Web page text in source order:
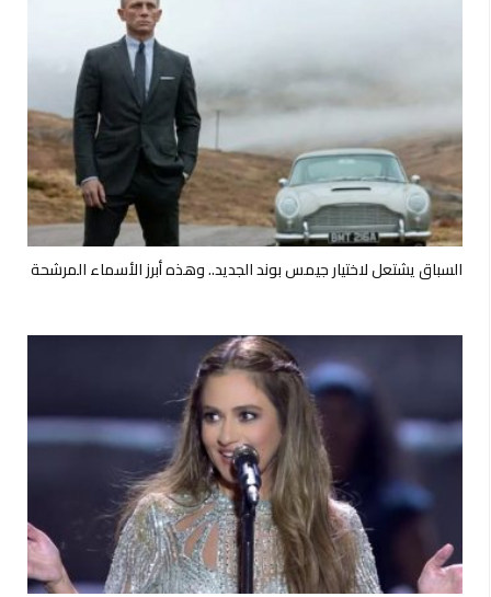
السباق يشتعل لاختيار جيمس بوند الجديد.. وهذه أبرز الأسماء المرشحة